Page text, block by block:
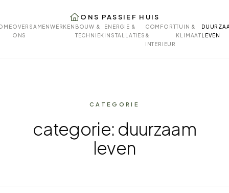
ONS PASSIEF HUIS
OVER
ONS
SAMENWERKEN BOUW &
TECHNIEK
ENERGIE &
INSTALLATIES
COMFORT
&
INTERIEUR
TUIN &
KLIMAATLEVEN
CATEGORIE
categorie: duurzaam
leven